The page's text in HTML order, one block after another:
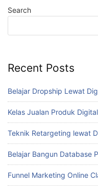
Search
Recent Posts
Belajar Dropship Lewat
Kelas Jualan Produk Digital
Teknik Retargeting lewat
Belajar Bangun Database
Funnel Marketing Online